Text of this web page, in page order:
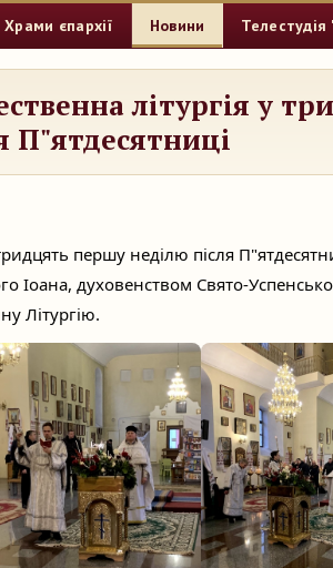
Храми єпархії Новини
літургія у
П"ятдесятниці
першу неділю після
Іоана, духовенством Свято-
Літургію.